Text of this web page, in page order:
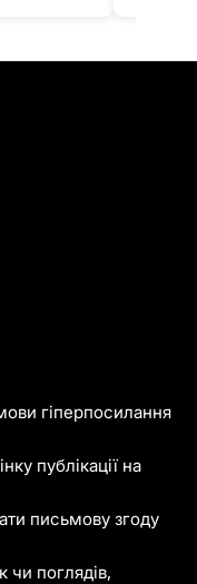
гіперпосилання
публікації на
письмову згоду
чи поглядів,